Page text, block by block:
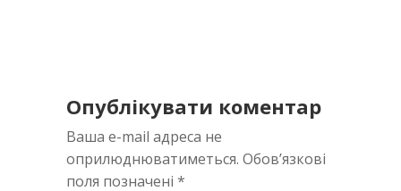
Опублікувати коментар
Ваша e-mail адреса не
оприлюднюватиметься. Обов’язкові
поля позначені *